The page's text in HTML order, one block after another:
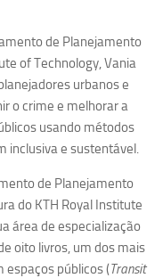
de Oliveira (FDRP)
Ruiz
de Planejamento
of Technology, Vania
urbanos e
o crime e melhorar a
usando métodos
inclusiva e sustentável.
de Planejamento
do KTH Royal Institute
área de especialização
oito livros, um dos mais
públicos (Transit